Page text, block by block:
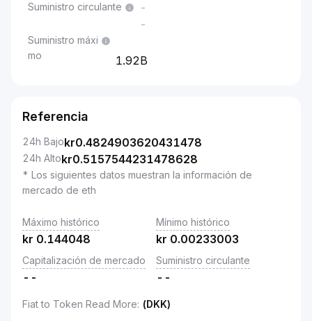
Suministro circulante
-
-
Suministro máxi
mo
1.92B
Referencia
24h Bajokr0.4824903620431478
24h Altokr0.5157544231478628
* Los siguientes datos muestran la información de
mercado de eth
Máximo histórico
kr 0.144048
Mínimo histórico
kr 0.00233003
Capitalización de mercado
--
Suministro circulante
--
Fiat to Token Read More: (DKK)